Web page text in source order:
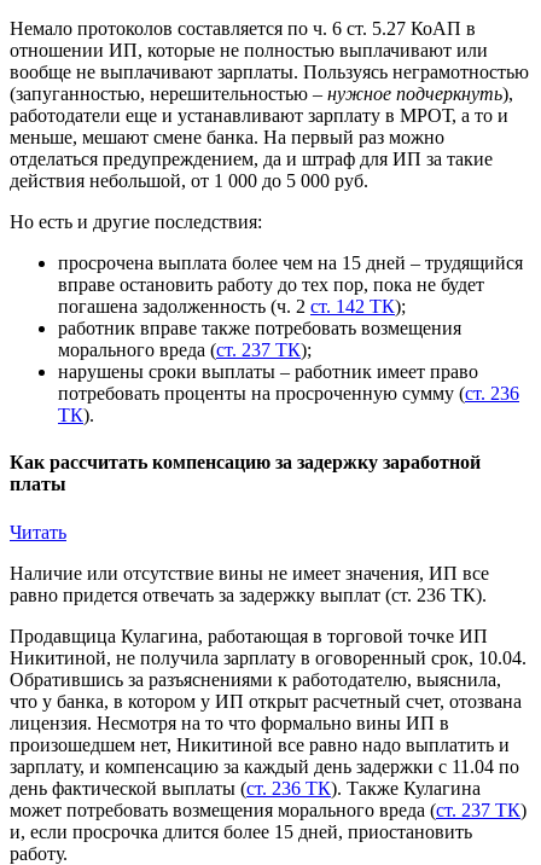
Немало протоколов составляется по ч. 6 ст. 5.27 КоАП в
отношении ИП, которые не полностью выплачивают или
вообще не выплачивают зарплаты. Пользуясь неграмотностью
(запуганностью, нерешительностью – нужное подчеркнуть),
работодатели еще и устанавливают зарплату в МРОТ, а то и
меньше, мешают смене банка. На первый раз можно
отделаться предупреждением, да и штраф для ИП за такие
действия небольшой, от 1 000 до 5 000 руб.
Но есть и другие последствия:
просрочена выплата более чем на 15 дней – трудящийся
вправе остановить работу до тех пор, пока не будет
погашена задолженность (ч. 2 ст. 142 ТК);
работник вправе также потребовать возмещения
морального вреда (ст. 237 ТК);
нарушены сроки выплаты – работник имеет право
потребовать проценты на просроченную сумму (ст. 236
ТК).
Как рассчитать компенсацию за задержку заработной
платы
Читать
Наличие или отсутствие вины не имеет значения, ИП все
равно придется отвечать за задержку выплат (ст. 236 ТК).
Продавщица Кулагина, работающая в торговой точке ИП
Никитиной, не получила зарплату в оговоренный срок, 10.04.
Обратившись за разъяснениями к работодателю, выяснила,
что у банка, в котором у ИП открыт расчетный счет, отозвана
лицензия. Несмотря на то что формально вины ИП в
произошедшем нет, Никитиной все равно надо выплатить и
зарплату, и компенсацию за каждый день задержки с 11.04 по
день фактической выплаты (ст. 236 ТК). Также Кулагина
может потребовать возмещения морального вреда (ст. 237 ТК)
и, если просрочка длится более 15 дней, приостановить
работу.